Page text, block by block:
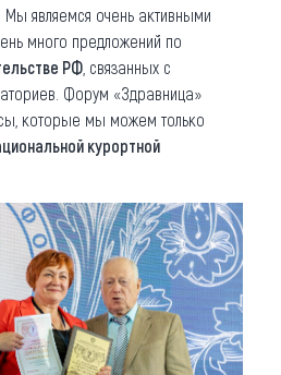
. Мы являемся очень активными
много предложений по
РФ , связанных с
Форум «Здравница»
которые мы можем только
курортной